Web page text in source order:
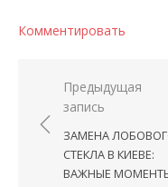
Комментировать
Предыдущая
запись
ЗАМЕНА
СТЕКЛА В КИЕВЕ:
ВАЖНЫЕ